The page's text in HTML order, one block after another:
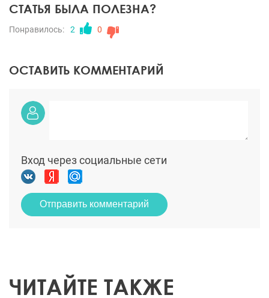
СТАТЬЯ БЫЛА ПОЛЕЗНА?
Понравилось: 2 0
ОСТАВИТЬ КОММЕНТАРИЙ
Вход через социальные сети
Отправить комментарий
ЧИТАЙТЕ ТАКЖЕ